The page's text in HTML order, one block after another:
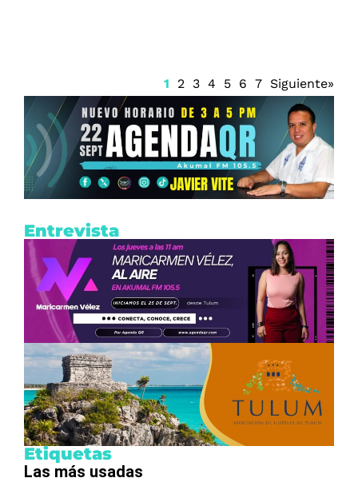
1 2 3 4 5 6 7 Siguiente»
Entrevista
Etiquetas
Las más usadas